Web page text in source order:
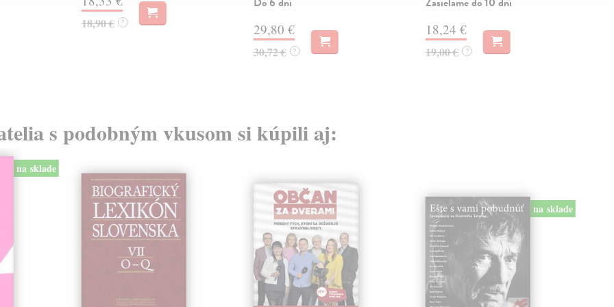
18,90 € ? 29,80 €
30,72 € ?
18,24 €
19,00 € ?
s podobným vkusom si kúpili aj:
na sklade
na sklade